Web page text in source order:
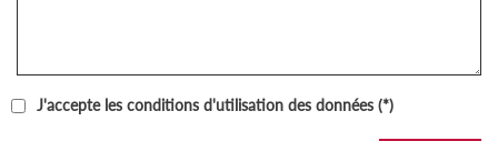
J'accepte les conditions d'utilisation des données (*)